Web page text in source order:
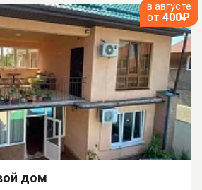
в августе
от 400₽
дом